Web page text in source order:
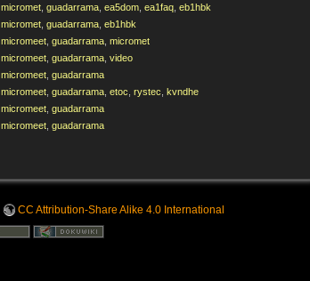
micromet guadarrama ea5dom ea1faq eb1hbk
micromet guadarrama eb1hbk
micromeet guadarrama micromet
micromeet guadarrama video
micromeet guadarrama
micromeet guadarrama etoc rystec kvndhe
micromeet guadarrama
micromeet guadarrama
CC Attribution-Share Alike 4.0 International